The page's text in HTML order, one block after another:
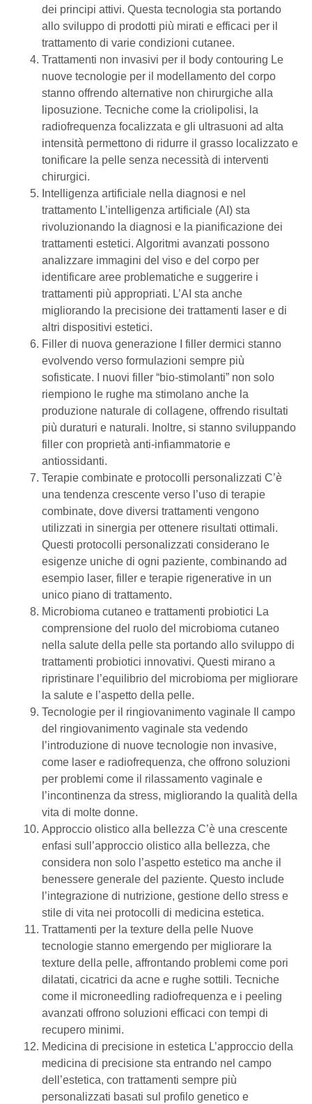
dei principi attivi. Questa tecnologia sta portando
allo sviluppo di prodotti più mirati e efficaci per il
trattamento di varie condizioni cutanee.
Trattamenti non invasivi per il body contouring Le
nuove tecnologie per il modellamento del corpo
stanno offrendo alternative non chirurgiche alla
liposuzione. Tecniche come la criolipolisi, la
radiofrequenza focalizzata e gli ultrasuoni ad alta
intensità permettono di ridurre il grasso localizzato e
tonificare la pelle senza necessità di interventi
chirurgici.
Intelligenza artificiale nella diagnosi e nel
trattamento L’intelligenza artificiale (AI) sta
rivoluzionando la diagnosi e la pianificazione dei
trattamenti estetici. Algoritmi avanzati possono
analizzare immagini del viso e del corpo per
identificare aree problematiche e suggerire i
trattamenti più appropriati. L’AI sta anche
migliorando la precisione dei trattamenti laser e di
altri dispositivi estetici.
Filler di nuova generazione I filler dermici stanno
evolvendo verso formulazioni sempre più
sofisticate. I nuovi filler “bio-stimolanti” non solo
riempiono le rughe ma stimolano anche la
produzione naturale di collagene, offrendo risultati
più duraturi e naturali. Inoltre, si stanno sviluppando
filler con proprietà anti-infiammatorie e
antiossidanti.
Terapie combinate e protocolli personalizzati C’è
una tendenza crescente verso l’uso di terapie
combinate, dove diversi trattamenti vengono
utilizzati in sinergia per ottenere risultati ottimali.
Questi protocolli personalizzati considerano le
esigenze uniche di ogni paziente, combinando ad
esempio laser, filler e terapie rigenerative in un
unico piano di trattamento.
Microbioma cutaneo e trattamenti probiotici La
comprensione del ruolo del microbioma cutaneo
nella salute della pelle sta portando allo sviluppo di
trattamenti probiotici innovativi. Questi mirano a
ripristinare l’equilibrio del microbioma per migliorare
la salute e l’aspetto della pelle.
Tecnologie per il ringiovanimento vaginale Il campo
del ringiovanimento vaginale sta vedendo
l’introduzione di nuove tecnologie non invasive,
come laser e radiofrequenza, che offrono soluzioni
per problemi come il rilassamento vaginale e
l’incontinenza da stress, migliorando la qualità della
vita di molte donne.
Approccio olistico alla bellezza C’è una crescente
enfasi sull’approccio olistico alla bellezza, che
considera non solo l’aspetto estetico ma anche il
benessere generale del paziente. Questo include
l’integrazione di nutrizione, gestione dello stress e
stile di vita nei protocolli di medicina estetica.
Trattamenti per la texture della pelle Nuove
tecnologie stanno emergendo per migliorare la
texture della pelle, affrontando problemi come pori
dilatati, cicatrici da acne e rughe sottili. Tecniche
come il microneedling radiofrequenza e i peeling
avanzati offrono soluzioni efficaci con tempi di
recupero minimi.
Medicina di precisione in estetica L’approccio della
medicina di precisione sta entrando nel campo
dell’estetica, con trattamenti sempre più
personalizzati basati sul profilo genetico e